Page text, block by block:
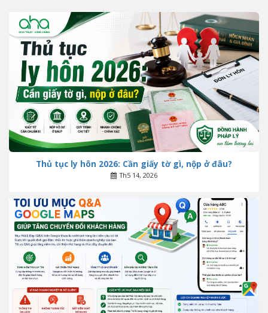
Thủ tục ly hôn 2026: Cần giấy tờ gì, nộp ở đâu?
Th5 14, 2026